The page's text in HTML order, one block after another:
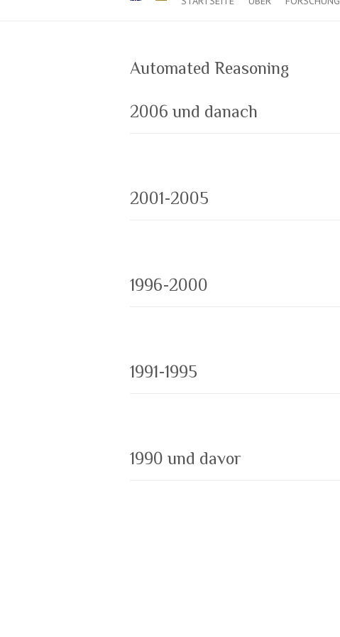
Automated Reasoning
2006 und danach
2001-2005
1996-2000
1991-1995
1990 und davor